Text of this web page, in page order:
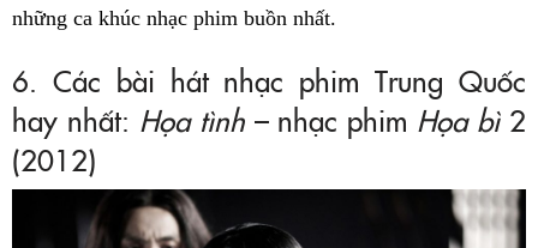
những ca khúc nhạc phim buồn nhất.
6. Các bài hát nhạc phim Trung Quốc
hay nhất: Họa tình– nhạc phim Họa bì2
(2012)